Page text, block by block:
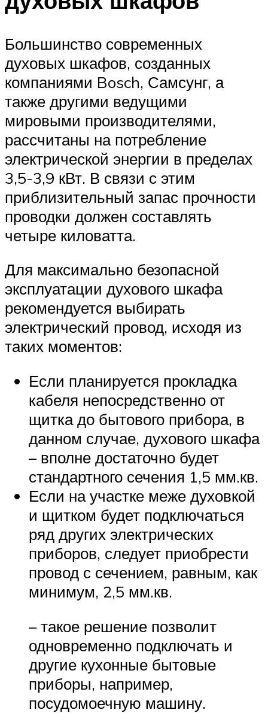
Большинство современных
духовых шкафов, созданных
компаниями Bosch, Самсунг, а
также другими ведущими
мировыми производителями,
рассчитаны на потребление
электрической энергии в пределах
3,5-3,9 кВт. В связи с этим
приблизительный запас прочности
проводки должен составлять
четыре киловатта.
Для максимально безопасной
эксплуатации духового шкафа
рекомендуется выбирать
электрический провод, исходя из
таких моментов:
Если планируется прокладка
кабеля непосредственно от
щитка до бытового прибора, в
данном случае, духового шкафа
– вполне достаточно будет
стандартного сечения 1,5 мм.кв.
Если на участке меже духовкой
и щитком будет подключаться
ряд других электрических
приборов, следует приобрести
провод с сечением, равным, как
минимум, 2,5 мм.кв.
– такое решение позволит
одновременно подключать и
другие кухонные бытовые
приборы, например,
посудомоечную машину.